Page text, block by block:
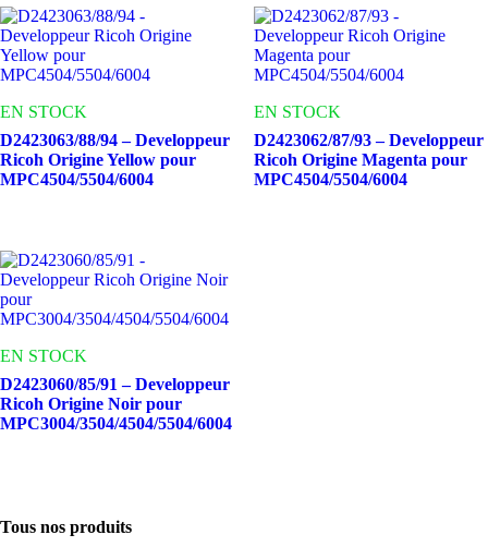
EN STOCK
D2423063/88/94 – Developpeur
Ricoh Origine Yellow pour
MPC4504/5504/6004
EN STOCK
D2423062/87/93 – Developpeur
Ricoh Origine Magenta pour
MPC4504/5504/6004
EN STOCK
D2423060/85/91 – Developpeur
Ricoh Origine Noir pour
MPC3004/3504/4504/5504/6004
Tous nos produits